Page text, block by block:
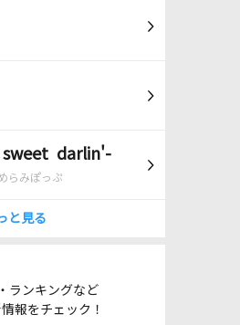
sweet darlin'-
らみぽっぷ
と見る
ランキングなど
報をチェック！